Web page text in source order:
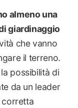
almeno una
giardinaggio
che vanno
il terreno.
possibilità di
da un leader
corretta